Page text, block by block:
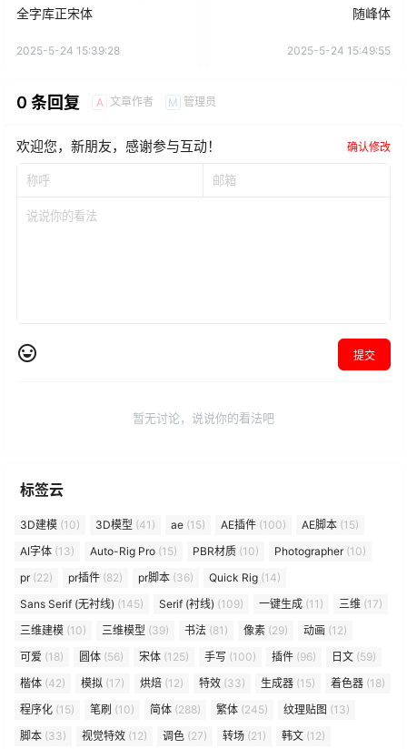
全字库正宋体
2025-5-24 15:39:28
随峰体
2025-5-24 15:49:55
0 条回复 A 文章作者 M 管理员
欢迎您，新朋友，感谢参与互动！ 确认修改
提交
暂无讨论，说说你的看法吧
标签云
3D建模 (10) 3D模型 (41) ae (15) AE插件 (100) AE脚本 (15)
AI字体 (13) Auto-Rig Pro (15) PBR材质 (10) Photographer(10)
pr(22) pr插件 (82) pr脚本 (36) Quick Rig (14)
Sans Serif (无衬线) (145) Serif (衬线) (109) 一键生成 (11) 三维 (17)
三维建模 (10) 三维模型 (39) 书法 (81) 像素 (29) 动画 (12)
可爱 (18) 圆体 (56) 宋体 (125) 手写 (100) 插件 (96) 日文 (59)
楷体 (42) 模拟 (17) 烘焙 (12) 特效 (33) 生成器 (15) 着色器 (18)
程序化 (15) 笔刷 (10) 简体 (288) 繁体 (245) 纹理贴图 (13)
脚本 (33) 视觉特效 (12) 调色 (27) 转场 (21) 韩文 (12)